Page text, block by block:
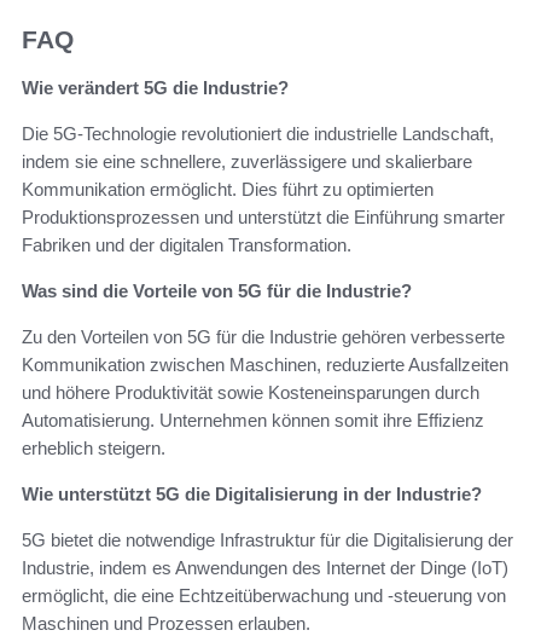
FAQ
Wie verändert 5G die Industrie?
Die 5G-Technologie revolutioniert die industrielle Landschaft,
indem sie eine schnellere, zuverlässigere und skalierbare
Kommunikation ermöglicht. Dies führt zu optimierten
Produktionsprozessen und unterstützt die Einführung smarter
Fabriken und der digitalen Transformation.
Was sind die Vorteile von 5G für die Industrie?
Zu den Vorteilen von 5G für die Industrie gehören verbesserte
Kommunikation zwischen Maschinen, reduzierte Ausfallzeiten
und höhere Produktivität sowie Kosteneinsparungen durch
Automatisierung. Unternehmen können somit ihre Effizienz
erheblich steigern.
Wie unterstützt 5G die Digitalisierung in der Industrie?
5G bietet die notwendige Infrastruktur für die Digitalisierung der
Industrie, indem es Anwendungen des Internet der Dinge (IoT)
ermöglicht, die eine Echtzeitüberwachung und -steuerung von
Maschinen und Prozessen erlauben.